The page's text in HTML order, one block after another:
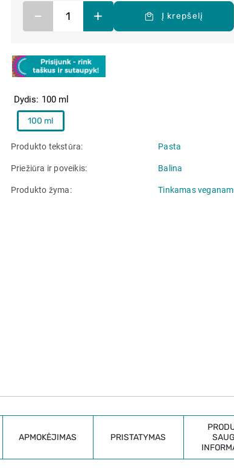
Dydis 100 ml
100 ml
– + Į krepšelį
Produkto tekstūra Pasta
Priežiūra ir poveikis Balina
Produkto žyma Tinkamas
APMOKĖJIMAS PRISTATYMAS